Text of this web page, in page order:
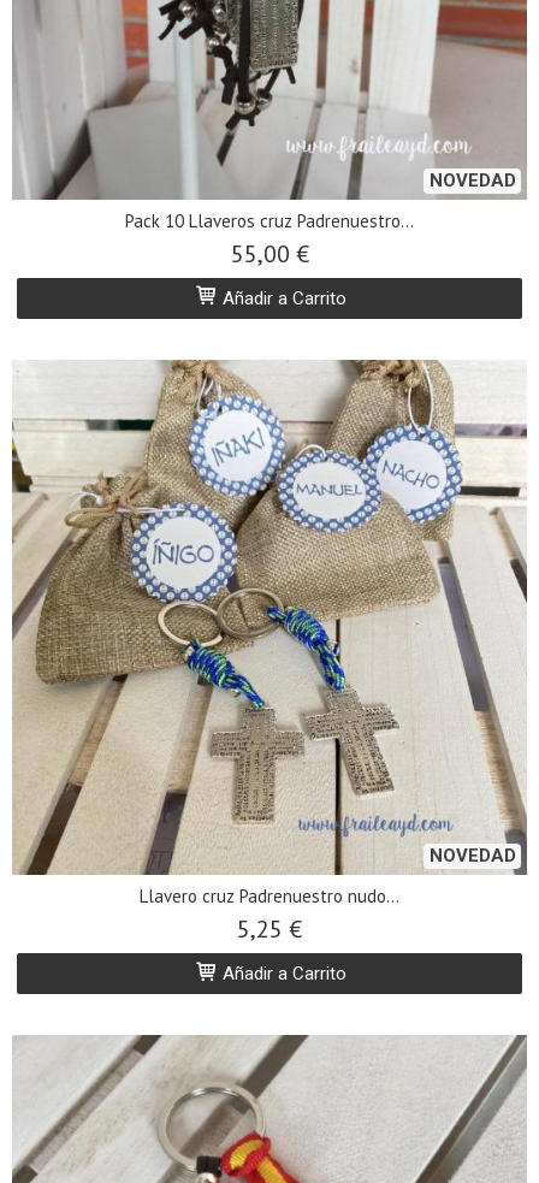
NOVEDAD
Pack 10 Llaveros cruz Padrenuestro...
55,00 €
Añadir a Carrito
NOVEDAD
Llavero cruz Padrenuestro nudo...
5,25 €
Añadir a Carrito